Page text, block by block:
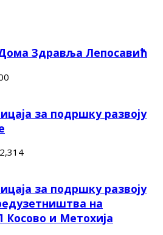
Здравља Лепосавић
за подршку развоју
2,314
за подршку развоју
на
Косово и Метохија